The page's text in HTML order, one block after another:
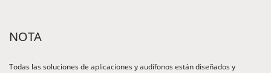
NOTA
Todas las soluciones de aplicaciones y audífonos están diseñados y